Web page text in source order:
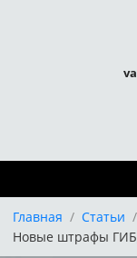
Главная / Статьи /
Новые штрафы